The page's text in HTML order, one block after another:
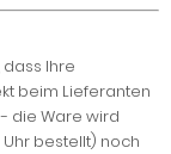
Ihre
beim Lieferanten
die Ware wird
Uhr bestellt) noch